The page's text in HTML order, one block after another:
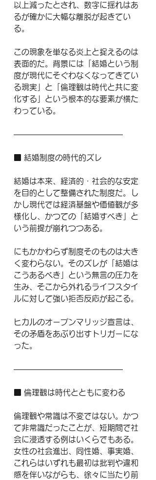
以上減ったとされ、数字に揺れはあ
るが確かに大幅な離脱が起きてい
る。
この現象を単なる炎上と捉えるのは
表面的だ。背景には「結婚という制
度が現代にそぐわなくなってきてい
る現実」と「倫理観は時代と共に変
化する」という根本的な要素が横た
わっている。
——————————————
■ 結婚制度の時代的ズレ
結婚は本来、経済的・社会的な安定
を目的として整備された制度だ。し
かし現代では経済基盤や価値観が多
様化し、かつての「結婚すべき」と
いう前提が崩れつつある。
にもかかわらず制度そのものは大き
く変わらない。そのズレが「結婚は
こうあるべき」という無言の圧力を
生み、そこから外れるライフスタイ
ルに対して強い拒否反応が起こる。
ヒカルのオープンマリッジ宣言は、
その矛盾をあぶり出すトリガーにな
った。
——————————————
■ 倫理観は時代とともに変わる
倫理観や常識は不変ではない。かつ
て非常識だったことが、短期間で社
会に浸透する例はいくらでもある。
女性の社会進出、同性婚、事実婚、
これらはいずれも最初は批判や違和
感を伴いながらも、徐々に当たり前